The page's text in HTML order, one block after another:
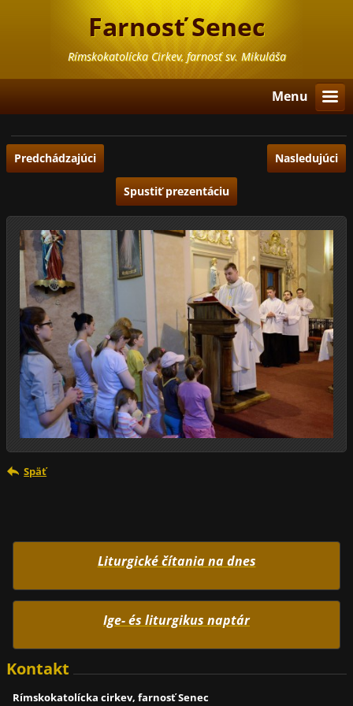
Farnosť Senec
Rímskokatolícka Cirkev, farnosť sv. Mikuláša
Menu
Predchádzajúci Nasledujúci
Spustiť prezentáciu
Späť
Liturgické čítania na dnes
Ige- és liturgikus naptár
Kontakt
Rímskokatolícka cirkev, farnosť Senec